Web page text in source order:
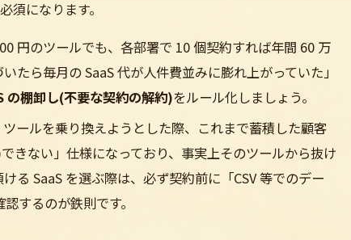
須になります。
円のツールでも、各部署で 10 個契約すれば年間 60 万
たら毎月の SaaS 代が人件費並みに膨れ上がっていた」
の棚卸し(不要な契約の解約)をルール化しましょう。
ールを乗り換えようとした際、これまで蓄積した顧客
きない」仕様になっており、事実上そのツールから抜け
る SaaS を選ぶ際は、必ず契約前に「CSV 等でのデー
するのが鉄則です。